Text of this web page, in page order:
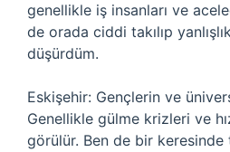
genellikle iş insanları ve
de orada ciddi takılıp
düşürdüm.
Eskişehir: Gençlerin ve
Genellikle gülme krizleri ve
görülür. Ben de bir